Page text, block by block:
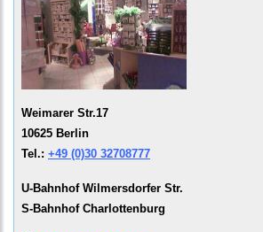
Weimarer Str.17
10625 Berlin
Tel.: +49 (0)30 32708777
U-Bahnhof Wilmersdorfer Str.
S-Bahnhof Charlottenburg